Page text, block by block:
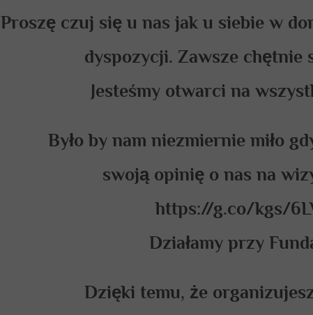
Proszę czuj się u nas jak u siebie w
dyspozycji. Zawsze chętnie
Jesteśmy otwarci na
Było by nam niezmiernie miło
swoją opinię o nas na
https://g.co/kgs/
Działamy przy
Dzięki temu, że